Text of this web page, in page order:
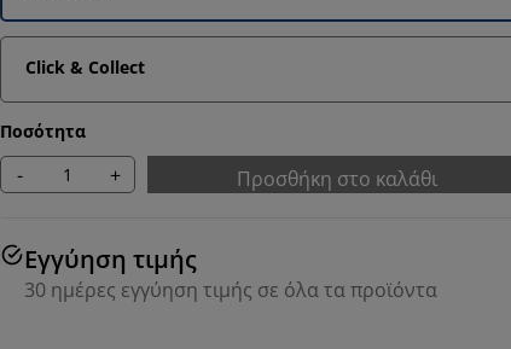
Click & Collect
Ποσότητα
- + Προσθήκη στο καλάθι
Εγγύηση τιμής
30 ημέρες εγγύηση τιμής σε όλα τα προϊόντα